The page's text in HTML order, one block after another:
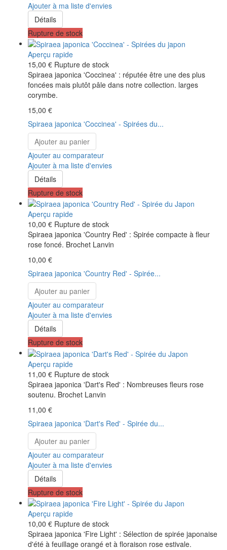
Ajouter à ma liste d'envies
Détails
Rupture de stock
Aperçu rapide
15,00 € Rupture de stock
Spiraea japonica 'Coccinea' : réputée être une des plus
foncées mais plutôt pâle dans notre collection. larges
corymbe.
15,00 €
Spiraea japonica 'Coccinea' - Spirées du...
Ajouter au panier
Ajouter au comparateur
Ajouter à ma liste d'envies
Détails
Rupture de stock
Aperçu rapide
10,00 € Rupture de stock
Spiraea japonica 'Country Red' : Spirée compacte à fleur
rose foncé. Brochet Lanvin
10,00 €
Spiraea japonica 'Country Red' - Spirée...
Ajouter au panier
Ajouter au comparateur
Ajouter à ma liste d'envies
Détails
Rupture de stock
Aperçu rapide
11,00 € Rupture de stock
Spiraea japonica 'Dart's Red' : Nombreuses fleurs rose
soutenu. Brochet Lanvin
11,00 €
Spiraea japonica 'Dart's Red' - Spirée du...
Ajouter au panier
Ajouter au comparateur
Ajouter à ma liste d'envies
Détails
Rupture de stock
Aperçu rapide
10,00 € Rupture de stock
Spiraea japonica 'Fire Light' : Sélection de spirée japonaise
d'été à feuillage orangé et à floraison rose estivale.